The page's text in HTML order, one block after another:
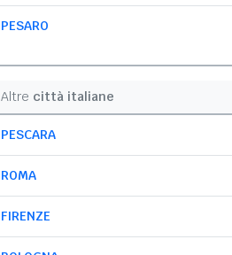
PESARO
Altre città italiane
PESCARA
ROMA
FIRENZE